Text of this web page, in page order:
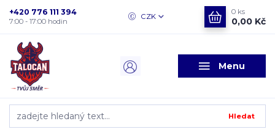
Menu
CZK
Hledat
+420 776 111 394
7:00 - 17:00 hodin
0 ks
0,00 Kč